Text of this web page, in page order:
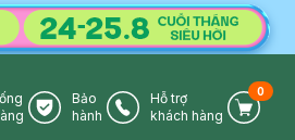
Icon Warranty Icon
Bảo
hành
Phone Icon
Hỗ trợ
khách hàng
Cart
0